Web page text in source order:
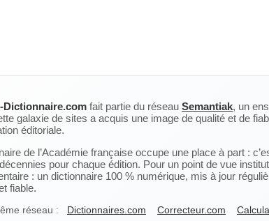
Dictionnaire.com fait partie du réseau Semantiak, un
galaxie de sites a acquis une image de qualité et de
éditoriale.
de l’Académie française occupe une place à part :
pour chaque édition. Pour un point de vue
: un dictionnaire 100 % numérique, mis à jour
fiable.
réseau : Dictionnaires.com Correcteur.com